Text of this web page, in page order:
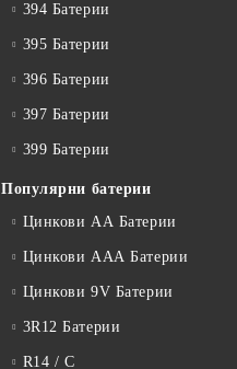
394 Батерии
395 Батерии
396 Батерии
397 Батерии
399 Батерии
Популярни батерии
Цинкови АА Батерии
Цинкови ААА Батерии
Цинкови 9V Батерии
3R12 Батерии
R14 / C